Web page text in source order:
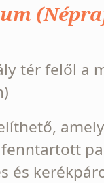
tér felől a
és